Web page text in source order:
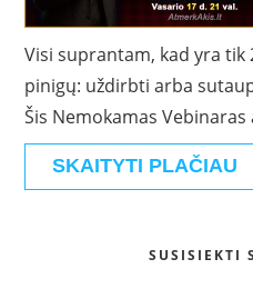
Visi suprantam, kad yra
pinigų: uždirbti arba
Šis Nemokamas
SKAITYTI PLAČIAU
SUSISIEKTI